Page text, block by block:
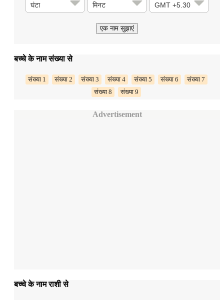
बच्चे के नाम संख्या से
संख्या 1 संख्या 2 संख्या 3 संख्या 4 संख्या 5 संख्या 6
संख्या 7
संख्या 8
संख्या 9
Advertisement
बच्चे के नाम राशी से